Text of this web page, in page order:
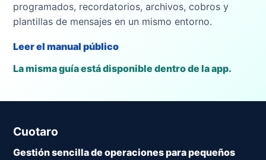
programados, recordatorios, archivos, cobros y
plantillas de mensajes en un mismo entorno.
Leer el manual público
La misma guía está disponible dentro de la app.
Cuotaro
Gestión sencilla de operaciones para pequeños